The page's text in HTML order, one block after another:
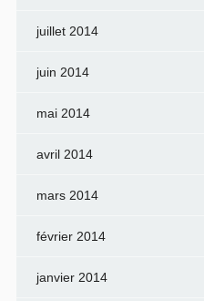
juillet 2014
juin 2014
mai 2014
avril 2014
mars 2014
février 2014
janvier 2014